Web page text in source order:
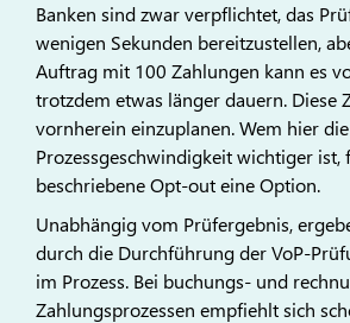
Banken sind zwar verpflichtet, das
wenigen Sekunden bereitzustellen,
Auftrag mit 100 Zahlungen kann es
trotzdem etwas länger dauern. Diese
vornherein einzuplanen. Wem hier die
Prozessgeschwindigkeit wichtiger ist,
beschriebene Opt-out eine Option.
Unabhängig vom Prüfergebnis,
durch die Durchführung der VoP-
im Prozess. Bei buchungs- und
Zahlungsprozessen empfiehlt sich